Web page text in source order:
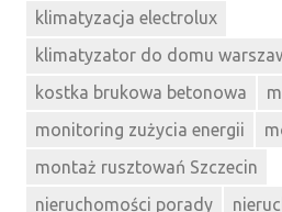
klimatyzacja electrolux
klimatyzator do domu
kostka brukowa betonowa
monitoring zużycia energii
montaż rusztowań Szczecin
nieruchomości porady